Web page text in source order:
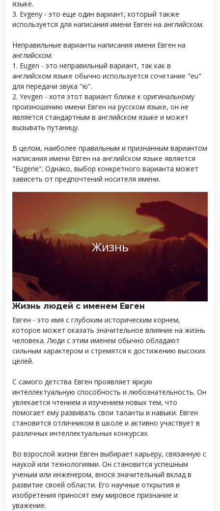
языке.
3. Evgeny - это еще один вариант, который также
используется для написания имени Евген на английском.
Неправильные варианты написания имени Евген на
английском:
1. Eugen - это неправильный вариант, так как в
английском языке обычно используется сочетание "eu"
для передачи звука "ю".
2. Yevgen - хотя этот вариант ближе к оригинальному
произношению имени Евген на русском языке, он не
является стандартным в английском языке и может
вызывать путаницу.
В целом, наиболее правильным и признанным вариантом
написания имени Евген на английском языке является
"Eugene". Однако, выбор конкретного варианта может
зависеть от предпочтений носителя имени.
Жизнь
Жизнь людей с именем Евген
Евген - это имя с глубоким историческим корнем,
которое может оказать значительное влияние на жизнь
человека. Люди с этим именем обычно обладают
сильным характером и стремятся к достижению высоких
целей.
С самого детства Евген проявляет яркую
интеллектуальную способность и любознательность. Он
увлекается чтением и изучением новых тем, что
помогает ему развивать свои таланты и навыки. Евген
становится отличником в школе и активно участвует в
различных интеллектуальных конкурсах.
Во взрослой жизни Евген выбирает карьеру, связанную с
наукой или технологиями. Он становится успешным
ученым или инженером, внося значительный вклад в
развитие своей области. Его научные открытия и
изобретения приносят ему мировое признание и
уважение.